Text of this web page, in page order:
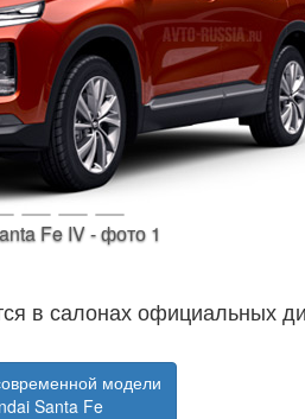
в салонах официальных
модели
Santa Fe